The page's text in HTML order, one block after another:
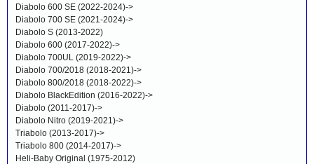
Diabolo 600 SE (2022-2024)->
Diabolo 700 SE (2021-2024)->
Diabolo S (2013-2022)
Diabolo 600 (2017-2022)->
Diabolo 700UL (2019-2022)->
Diabolo 700/2018 (2018-2021)->
Diabolo 800/2018 (2018-2022)->
Diabolo BlackEdition (2016-2022)->
Diabolo (2011-2017)->
Diabolo Nitro (2019-2021)->
Triabolo (2013-2017)->
Triabolo 800 (2014-2017)->
Heli-Baby Original (1975-2012)